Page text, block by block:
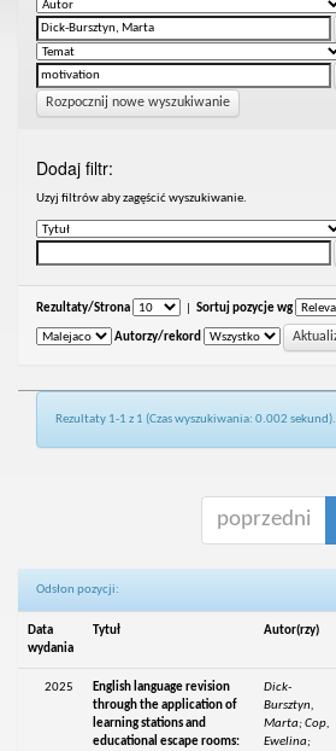
Rozpocznij nowe wyszukiwanie
Dodaj filtr:
Uzyj filtrów aby zagęścić wyszukiwanie.
Rezultaty/Strona Sortuj pozycje wg
Autorzy/rekord
Rezultaty 1-1 z 1 (Czas wyszukiwania: 0.002 sekund).
poprzedni
Odsłon pozycji:
Data
wydania
Tytuł Autor(rzy)
2025
English language revision
through the application of
learning stations and
educational escape rooms:
Dick-
Bursztyn,
Marta; Cop,
Ewelina;